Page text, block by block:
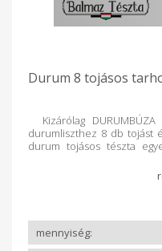
Durum 8 tojásos
Kizárólag
durumliszthez 8 db tojást
durum tojásos tészta
laktatóbb, gazdagabb
formáját főzés közben,